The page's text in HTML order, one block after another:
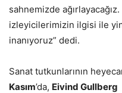
sahnemizde
izleyicilerimizin ilgisi ile
inanıyoruz” dedi.
Sanat tutkunlarının
Kasım’da, Eivind Gullberg